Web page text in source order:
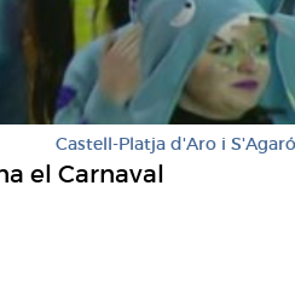
Castell-Platja d'Aro i S'Agaró
el Carnaval